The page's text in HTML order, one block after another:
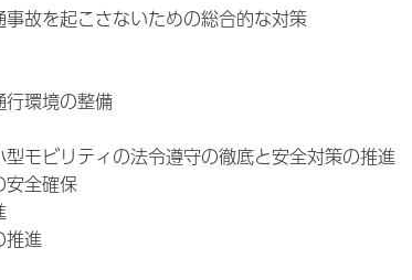
故を起こさないための総合的な対策
環境の整備
ビリティの法令遵守の徹底と安全対策の推進
全確保
進